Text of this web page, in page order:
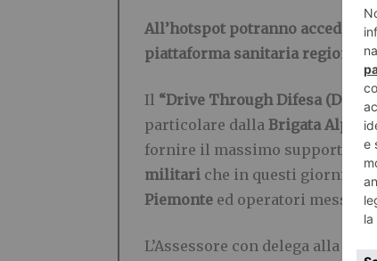
All’hotspot potranno
piattaforma sanitaria regionale
Il “Drive Through Difesa (DTD)”
particolare dalla Brigata Alpina
fornire il massimo supporto al
militari che in questi giorni
Piemonte ed operatori messi a
L’Assessore con delega alla